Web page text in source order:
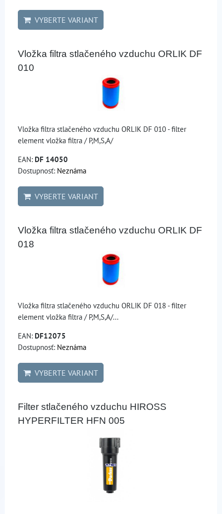
VYBERTE VARIANT
Vložka filtra stlačeného vzduchu ORLIK DF
010
Vložka filtra stlačeného vzduchu ORLIK DF 010 - filter
element vložka filtra / P,M,S,A/
EAN: DF 14050
Dostupnosť: Neznáma
VYBERTE VARIANT
Vložka filtra stlačeného vzduchu ORLIK DF
018
Vložka filtra stlačeného vzduchu ORLIK DF 018 - filter
element vložka filtra / P,M,S,A/...
EAN: DF12075
Dostupnosť: Neznáma
VYBERTE VARIANT
Filter stlačeného vzduchu HIROSS
HYPERFILTER HFN 005